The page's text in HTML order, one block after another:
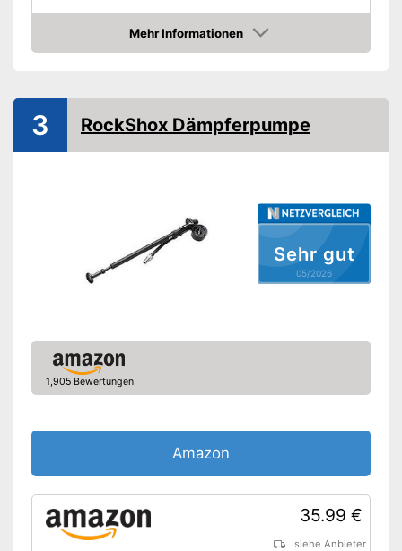
Maximaldruck 25 bar
Handluftpumpe
Druckablass-Funktion ist
Amazon Lieferzeit
Mehr Informationen
Amazon
Sehr gut
05/2026
3 RockShox Dämpferpumpe
1,905 Bewertungen
Amazon
35.99 €
siehe Anbieter